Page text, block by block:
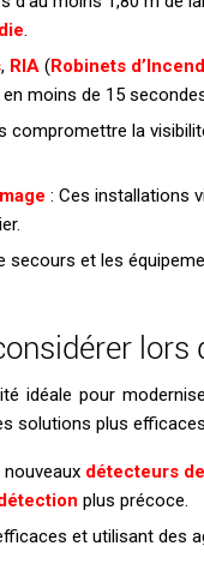
.
, RIA (Robinets
moins de 15
compromettre la
: Ces installations
secours et les
lors
idéale pour
solutions plus
détecteurs
plus précoce.
et utilisant des